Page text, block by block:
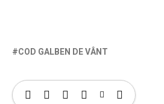
COD GALBEN DE VÂNT